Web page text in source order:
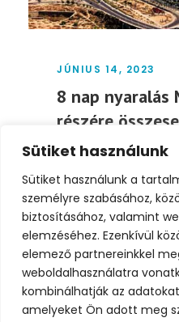
Sütiket használunk
Sütiket használunk a
személyre szabásához,
biztosításához, valamint
elemzéséhez. Ezenkívül
elemező partnereinkkel
weboldalhasználatra
kombinálhatják az
amelyeket Ön adott meg
JÚNIUS 14, 2023
8 nap nyaralás
részére
8 nap nyaralás
összesen 226.129 Ft-
szeptember 14-21.
Tovább